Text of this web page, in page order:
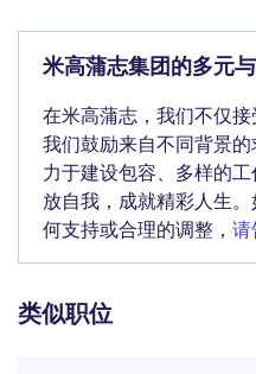
米高蒲志集团的多元
在米高蒲志，我们不仅接
我们鼓励来自不同背景
力于建设包容、多样的
放自我，成就精彩人生
何支持或合理的调整， 请
类似职位